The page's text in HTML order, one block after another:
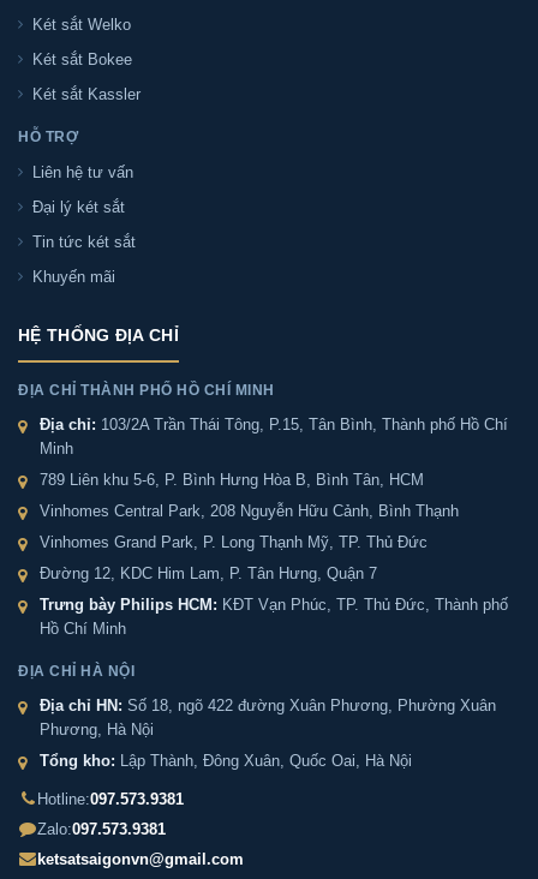
Cách phân biệt Két sắt Welko HS25AC khóa
điện tử chính hãng hoặc hàng giả?
Hướng dẫn mua Két sắt Welko
HS25AC khóa điện tử tại tổng kho két
sắt Sài Gòn
thống sẽ chuyển đến trang checkout. Ở trang check
out bạn kiểm tra lại thông tin sản phẩm 1 lần nữa.
Nếu những thông tin đã chính xác bạn tiếp tục ấn
thanh toán bạn cần để lại những thông tin cần thiết ở
màn hình để chúng tôi có thể hỗ trợ bạn. Sau đó ấn gửi
nhân viên két sắt Sài Gòn sẽ gọi lại xác nhận và tiến
hành xử lý cũng như giao hàng theo yêu cầu của quý
khách hàng
- Cách 2 : Quý khách hàng liên hệ trực tiếp với nhân
viên két sắt chúng tôi qua zalo hoặc số điện thoại
097.573.9381, chúng tôi sẽ tư vấn các mẫu loại két phù
hợp với yêu cầu của quý khách hàng sau đó chúng tôi
sẽ tiến hành gửi hàng cho quý khách hàng.
- Cách 3: Quý khách hàng xem trực tiếp tại địa chỉ gần
nhất nơi quý khách hàng đang ở, chú ý để tiếp kiệm
Két sắt Welko
Két sắt Bokee
Két sắt Kassler
HỖ TRỢ
Liên hệ tư vấn
Đại lý két sắt
Tin tức két sắt
Khuyến mãi
HỆ THỐNG ĐỊA CHỈ
ĐỊA CHỈ THÀNH PHỐ HỒ CHÍ MINH
Địa chỉ: 103/2A Trần Thái Tông, P.15, Tân Bình, Thành phố Hồ Chí
Minh
789 Liên khu 5-6, P. Bình Hưng Hòa B, Bình Tân, HCM
Vinhomes Central Park, 208 Nguyễn Hữu Cảnh, Bình Thạnh
Vinhomes Grand Park, P. Long Thạnh Mỹ, TP. Thủ Đức
Đường 12, KDC Him Lam, P. Tân Hưng, Quận 7
Trưng bày Philips HCM: KĐT Vạn Phúc, TP. Thủ Đức, Thành phố
Hồ Chí Minh
ĐỊA CHỈ HÀ NỘI
Địa chỉ HN: Số 18, ngõ 422 đường Xuân Phương, Phường Xuân
Phương, Hà Nội
Tổng kho: Lập Thành, Đông Xuân, Quốc Oai, Hà Nội
Hotline:097.573.9381
Zalo:097.573.9381
ketsatsaigonvn@gmail.com